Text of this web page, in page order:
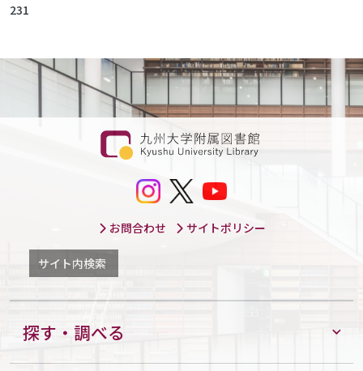
231
お問合わせ サイトポリシー
サイト内検索
探す・調べる